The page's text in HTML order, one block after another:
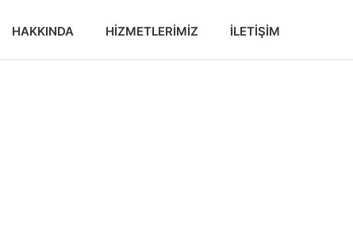
HAKKINDA HIZMETLERIMIZ İLETIŞIM